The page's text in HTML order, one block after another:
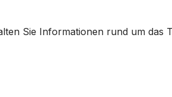
Sie Informationen rund um das